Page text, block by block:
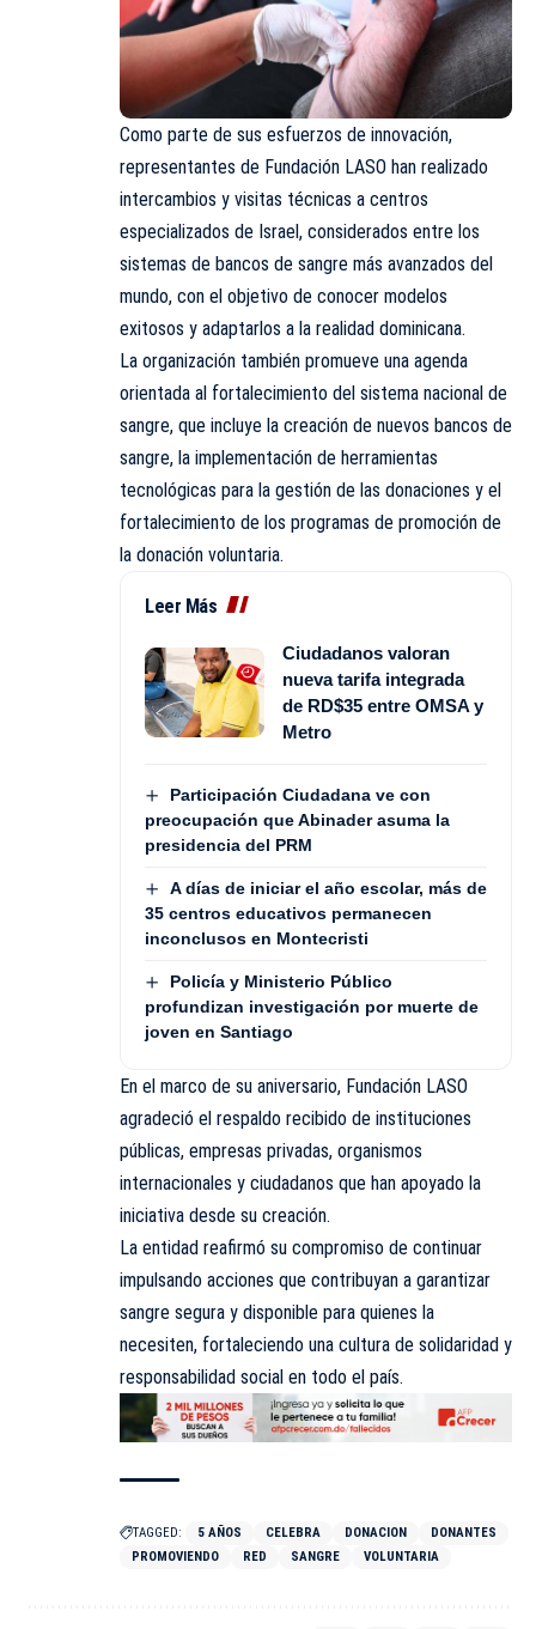
Como parte de sus esfuerzos de innovación,
representantes de Fundación LASO han realizado
intercambios y visitas técnicas a centros
especializados de Israel, considerados entre los
sistemas de bancos de sangre más avanzados del
mundo, con el objetivo de conocer modelos
exitosos y adaptarlos a la realidad dominicana.
La organización también promueve una agenda
orientada al fortalecimiento del sistema nacional de
sangre, que incluye la creación de nuevos bancos de
sangre, la implementación de herramientas
tecnológicas para la gestión de las donaciones y el
fortalecimiento de los programas de promoción de
la donación voluntaria.
Leer Más
Ciudadanos valoran
nueva tarifa integrada
de RD$35 entre OMSA y
Metro
Participación Ciudadana ve con
preocupación que Abinader asuma la
presidencia del PRM
A días de iniciar el año escolar, más de
35 centros educativos permanecen
inconclusos en Montecristi
Policía y Ministerio Público
profundizan investigación por muerte de
joven en Santiago
En el marco de su aniversario, Fundación LASO
agradeció el respaldo recibido de instituciones
públicas, empresas privadas, organismos
internacionales y ciudadanos que han apoyado la
iniciativa desde su creación.
La entidad reafirmó su compromiso de continuar
impulsando acciones que contribuyan a garantizar
sangre segura y disponible para quienes la
necesiten, fortaleciendo una cultura de solidaridad y
responsabilidad social en todo el país.
TAGGED: 5 AÑOS CELEBRA DONACION
DONANTES
PROMOVIENDO
RED SANGRE VOLUNTARIA